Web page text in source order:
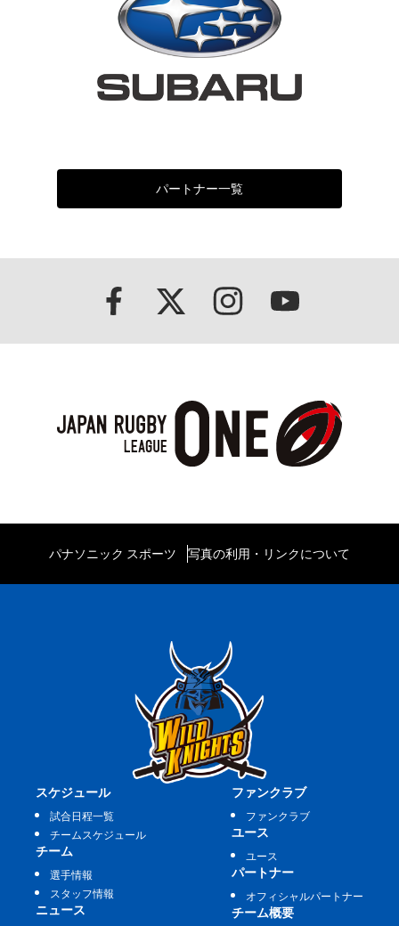
パートナー一覧
パナソニック スポーツ 写真の利用・リンクについて
スケジュール
試合日程一覧
チームスケジュール
チーム
選手情報
スタッフ情報
ニュース
ファンクラブ
ファンクラブ
ユース
ユース
パートナー
オフィシャルパートナー
チーム概要